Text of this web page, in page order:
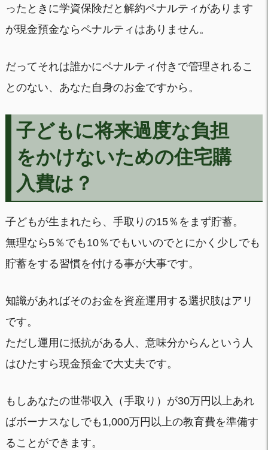
ったときに学資保険だと解約ペナルティがあります
が現金預金ならペナルティはありません。
だってそれは誰かにペナルティ付きで管理されるこ
とのない、あなた自身のお金ですから。
子どもに将来過度な負担
をかけないための住宅購
入費は？
子どもが生まれたら、手取りの15％をまず貯蓄。
無理なら5％でも10％でもいいのでとにかく少しでも
貯蓄をする習慣を付ける事が大事です。
知識があればそのお金を資産運用する選択肢はアリ
です。
ただし運用に抵抗がある人、意味分からんという人
はひたすら現金預金で大丈夫です。
もしあなたの世帯収入（手取り）が30万円以上あれ
ばボーナスなしでも1,000万円以上の教育費を準備す
ることができます。